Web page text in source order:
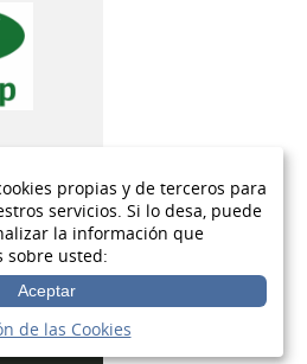
propias y de terceros para
servicios. Si lo desa, puede
la información que
sobre usted:
Aceptar
de las Cookies